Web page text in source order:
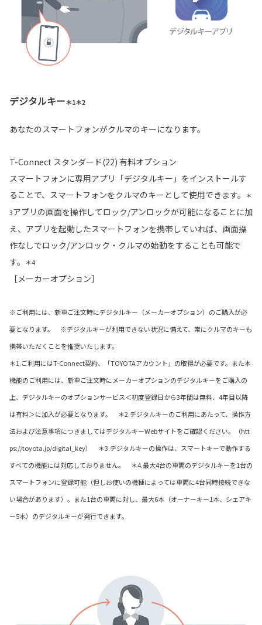
デジタルキー＊1＊2
あなたのスマートフォンがクルマのキーになります。
T-Connect スタンダード(22) 有料オプション
スマートフォンに専用アプリ「デジタルキー」をインストールす
ることで、スマートフォンをクルマのキーとして使用できます。
＊
3アプリの画面を操作してロック/アンロックが可能になることに加
え、アプリを起動したスマートフォンを携帯していれば、画面操
作なしでロック/アンロック・クルマの始動をすることも可能で
す。
＊4
［メーカーオプション］
※ご利用には、新車ご注文時にデジタルキー（メーカーオプション）のご購入が必
要となります。 ※デジタルキーが利用できない状況に備えて、常にクルマのキーも
携帯いただくことを推奨いたします。
＊1.ご利用にはT-Connect契約、「TOYOTAアカウント」の取得が必要です。また本
機能のご利用には、新車ご注文時にメーカーオプションのデジタルキーをご購入の
上、デジタルキーのオプションサービス＜初度登録日から3年間は無料、4年目以降
は有料＞に加入が必要となります。 ＊2.デジタルキーのご利用にあたって、操作方
法および注意事項につきましてはデジタルキーWebサイトをご確認ください。（htt
ps://toyota.jp/digital_key） ＊3.デジタルキーの操作は、スマートキーで動作する
すべての機能には対応しておりません。 ＊4.最大4台の車両のデジタルキーを1台の
スマートフォンに登録可能（但しお使いの機種によっては車両に4台同時接続できな
い場合があります）。また1台の車両に対し、最大6本（オーナーキー1本、シェアキ
ー5本）のデジタルキーが発行できます。